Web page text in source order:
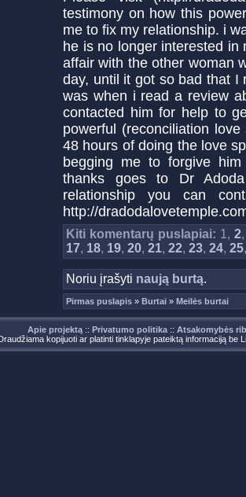
testimony on how this
me to fix my relationship. i
he is no longer interested
affair with the other woman
day, until it got so bad that I
was when i read a review
contacted him for help to
powerful (reconciliation
48 hours of doing the love
begging me to forgive
thanks goes to Dr
relationship you can
http://
Kiti komentarų puslapiai: 1,2
17, 18, 19, 20, 21, 22, 23, 24, 25
Noriu įrašyti naują burtą.
Pirmas puslapis » Burtai » Meilės burtai
Apie projektą :: Privatumo politika :: Atsakomybės
kopijuoti ar platinti tinklapyje pateiktą informaciją be